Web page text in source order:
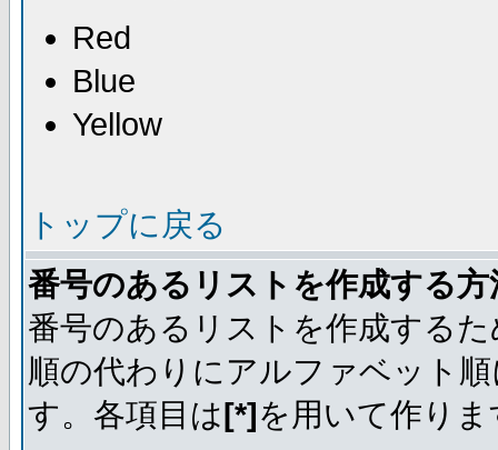
Red
Blue
Yellow
トップに戻る
番号のあるリストを作成する方
番号のあるリストを作成する
順の代わりにアルファベット
す。各項目は[*]を用いて作り